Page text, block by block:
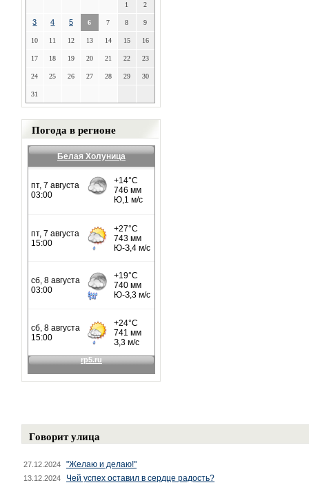
1 2
3 4 5 6 7 8 9
10 11 12 13 14 15 16
17 18 19 20 21 22 23
24 25 26 27 28 29 30
31
Погода в регионе
Белая Холуница
Говорит улица
27.12.2024 "Желаю и делаю!"
13.12.2024 Чей успех оставил в сердце радость?